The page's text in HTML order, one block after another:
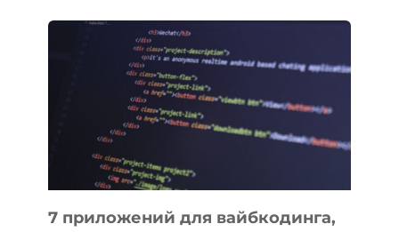
ПОЛЕЗНЫХ
ИНСТРУМЕНТОВ
ДЛЯ
РАБОТЫ
7 приложений для вайбкодинга,